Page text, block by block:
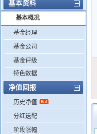
基本资料
基本概况
基金经理
基金公司
基金评级
特色数据
净值回报
历史净值
分红送配
阶段涨幅